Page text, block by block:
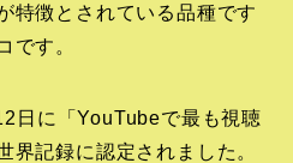
特徴とされている品種です
です。
日に「YouTubeで最も視聴
界記録に認定されました。